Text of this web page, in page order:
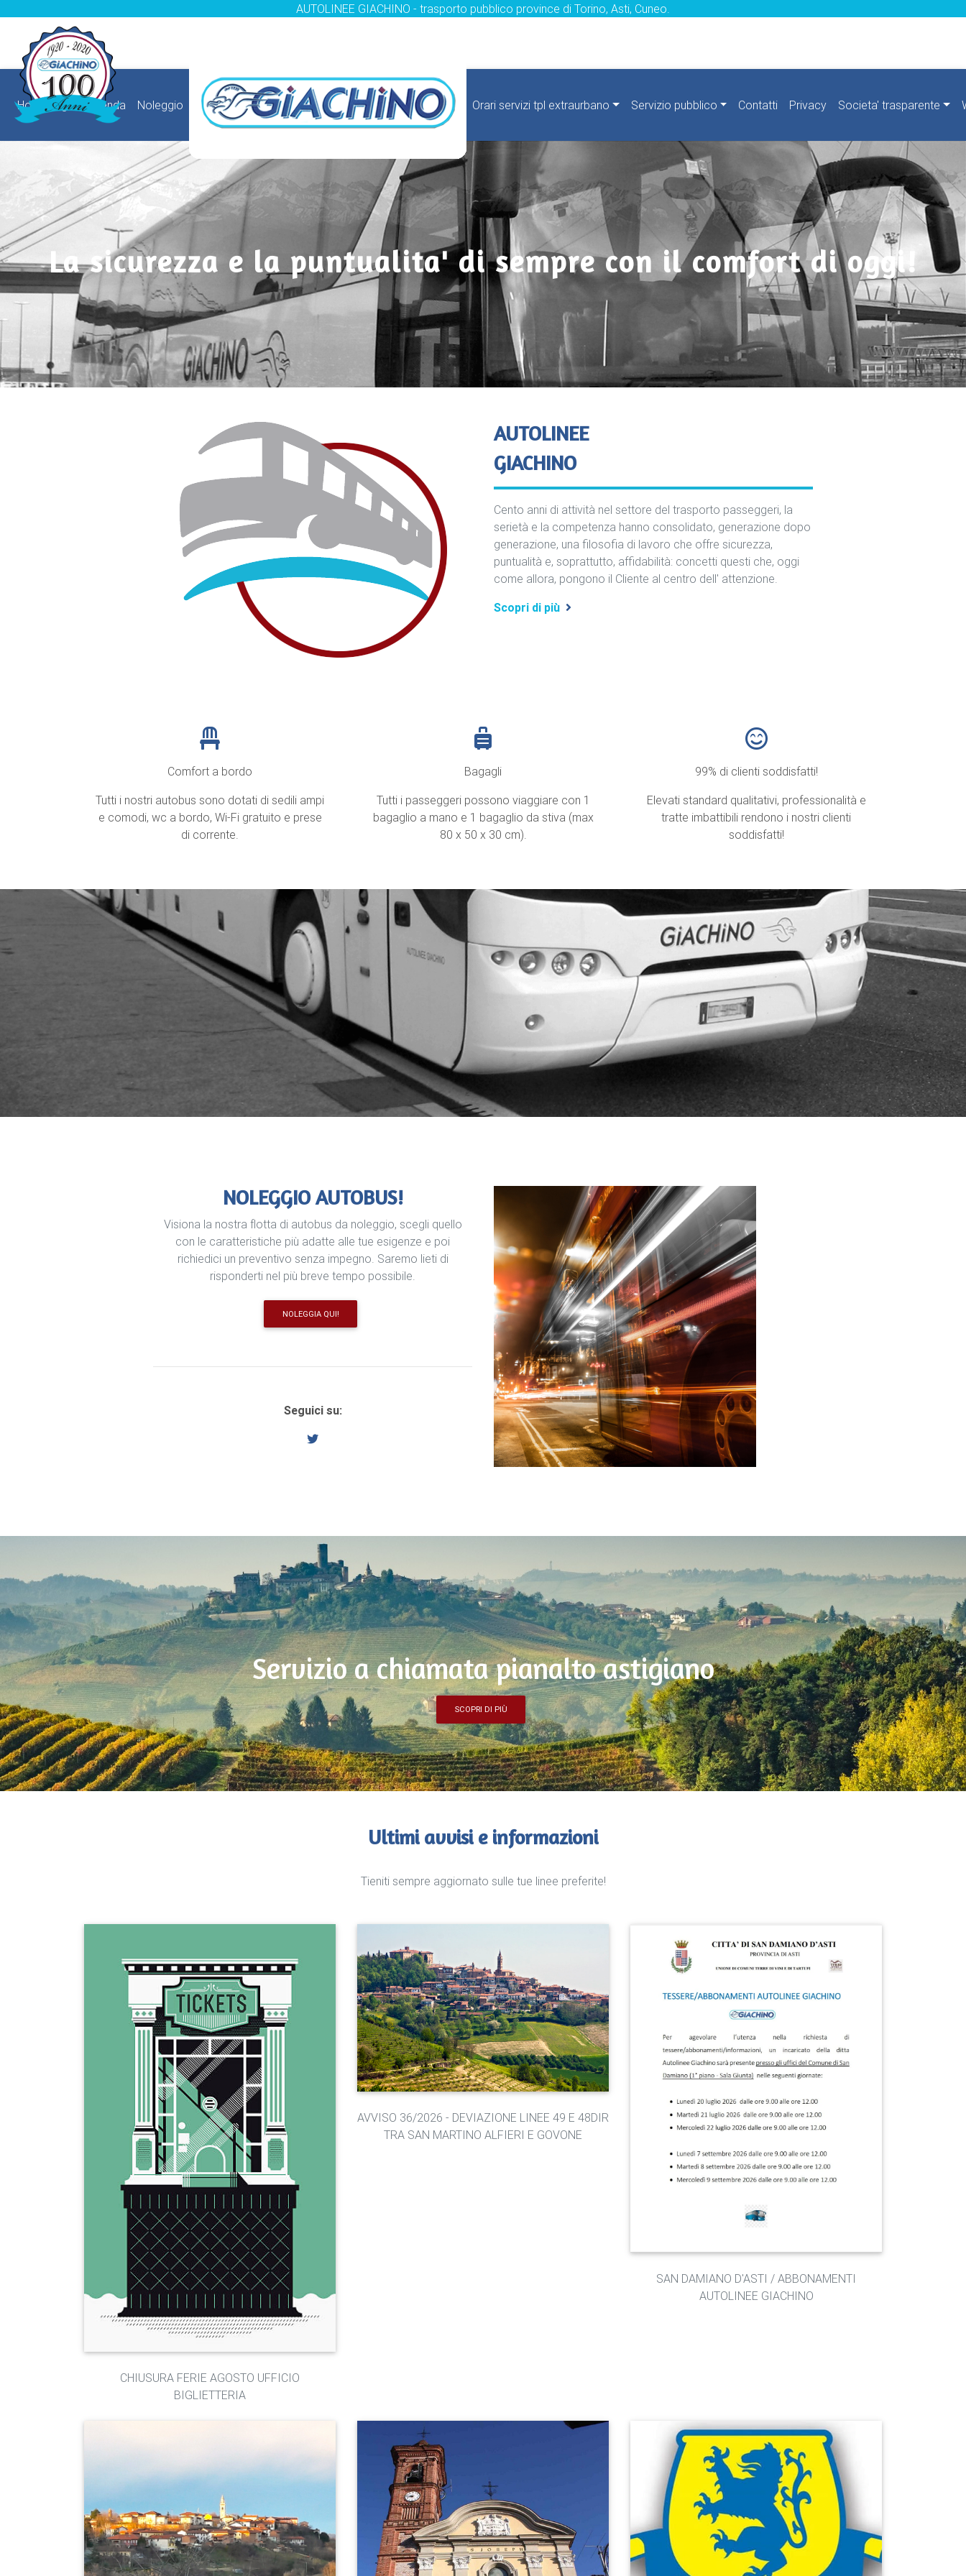
AUTOLINEE GIACHINO - trasporto pubblico province di Torino, Asti, Cuneo.
HomePage Azienda Noleggio Orari servizi tpl extraurbano Servizio pubblico Contatti Privacy Societa' trasparente
La sicurezza e la puntualita' di sempre con il comfort di oggi!
AUTOLINEE
GIACHINO
Cento anni di attività nel settore del trasporto passeggeri, la
serietà e la competenza hanno consolidato, generazione dopo
generazione, una filosofia di lavoro che offre sicurezza,
puntualità e, soprattutto, affidabilità: concetti questi che, oggi
come allora, pongono il Cliente al centro dell' attenzione.
Scopri di più
Comfort a bordo
Tutti i nostri autobus sono dotati di sedili ampi
e comodi, wc a bordo, Wi-Fi gratuito e prese
di corrente.
Bagagli
Tutti i passeggeri possono viaggiare con 1
bagaglio a mano e 1 bagaglio da stiva (max
80 x 50 x 30 cm).
99% di clienti soddisfatti!
Elevati standard qualitativi, professionalità e
tratte imbattibili rendono i nostri clienti
soddisfatti!
NOLEGGIO AUTOBUS!
Visiona la nostra flotta di autobus da noleggio, scegli quello
con le caratteristiche più adatte alle tue esigenze e poi
richiedici un preventivo senza impegno. Saremo lieti di
risponderti nel più breve tempo possibile.
NOLEGGIA QUI!
Seguici su:
Servizio a chiamata pianalto astigiano
SCOPRI DI PIÙ
Ultimi avvisi e informazioni
Tieniti sempre aggiornato sulle tue linee preferite!
CHIUSURA FERIE AGOSTO UFFICIO
BIGLIETTERIA
AVVISO 36/2026 - DEVIAZIONE LINEE 49 E 48DIR
TRA SAN MARTINO ALFIERI E GOVONE
SAN DAMIANO D'ASTI / ABBONAMENTI
AUTOLINEE GIACHINO